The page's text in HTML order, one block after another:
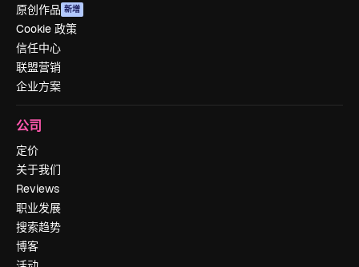
原创作品 新增
Cookie 政策
信任中心
联盟营销
企业方案
公司
定价
关于我们
Reviews
职业发展
搜索趋势
博客